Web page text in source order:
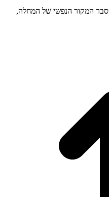
המקור הנפשי של המחלה,